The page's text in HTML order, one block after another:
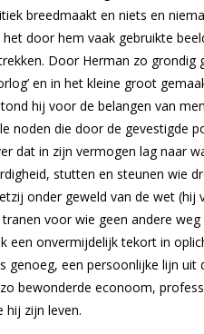
breedmaakt en niets en
door hem vaak gebruikte
Door Herman zo grondig
en in het kleine groot
hij voor de belangen van
noden die door de gevestigde
dat in zijn vermogen lag naar
stutten en steunen wie
onder geweld van de wet (hij
voor wie geen andere
een onvermijdelijk tekort in
genoeg, een persoonlijke lijn
bewonderde econoom,
hij zijn leven.